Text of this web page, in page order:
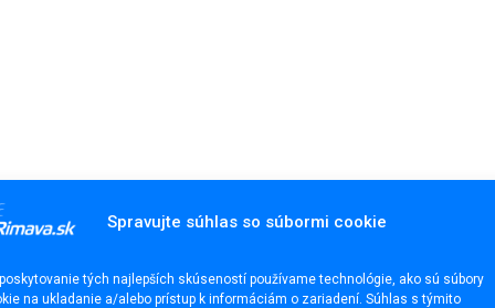
Spravujte súhlas so súbormi cookie
poskytovanie tých najlepších skúseností používame technológie, ako sú súbory
na ukladanie a/alebo prístup k informáciám o zariadení. Súhlas s týmito